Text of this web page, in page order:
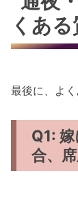
くある
最後に、よ
Q1:
合、